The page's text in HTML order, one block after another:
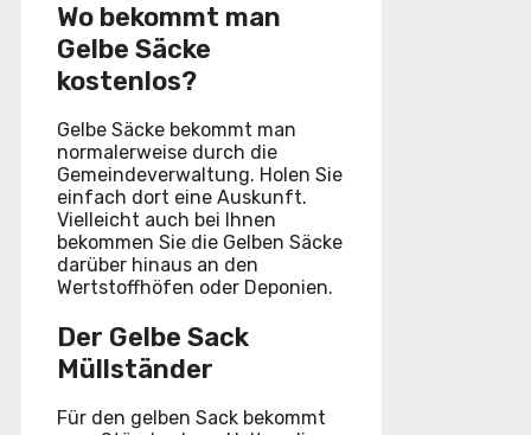
Wo bekommt man
Gelbe Säcke
kostenlos?
Gelbe Säcke bekommt man
normalerweise durch die
Gemeindeverwaltung. Holen Sie
einfach dort eine Auskunft.
Vielleicht auch bei Ihnen
bekommen Sie die Gelben Säcke
darüber hinaus an den
Wertstoffhöfen oder Deponien.
Der Gelbe Sack
Müllständer
Für den gelben Sack bekommt